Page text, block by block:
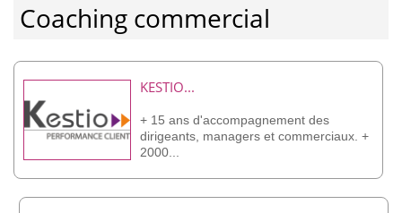
Coaching commercial
KESTIO...
+ 15 ans d'accompagnement des
dirigeants, managers et commerciaux. +
2000...